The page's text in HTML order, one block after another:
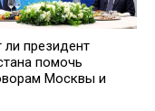
президент
помочь
Москвы и